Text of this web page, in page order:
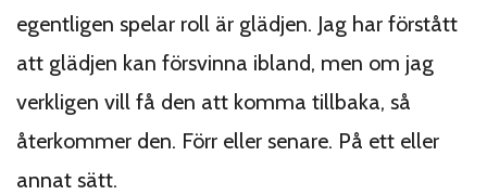
egentligen spelar roll är glädjen. Jag har förstått
att glädjen kan försvinna ibland, men om jag
verkligen vill få den att komma tillbaka, så
återkommer den. Förr eller senare. På ett eller
annat sätt.